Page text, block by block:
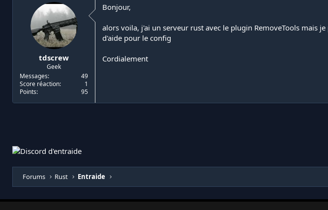
a
d
s
i
o
n
e
d
é
b
u
t
tdscrew
Geek
Messages
49
Score réaction
1
Points
95
Bonjour,
alors voila, j'ai un serveur rust avec le plugin RemoveTools mais
d'aide pour le config
Cordialement
Forums Rust Entraide